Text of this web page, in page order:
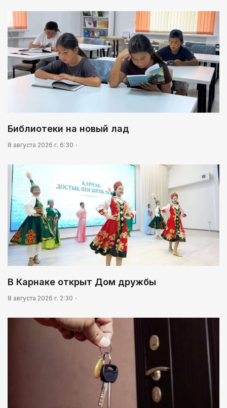
Библиотеки на новый лад
8 августа 2026 г. 6:30
В Карнаке открыт Дом дружбы
8 августа 2026 г. 2:30